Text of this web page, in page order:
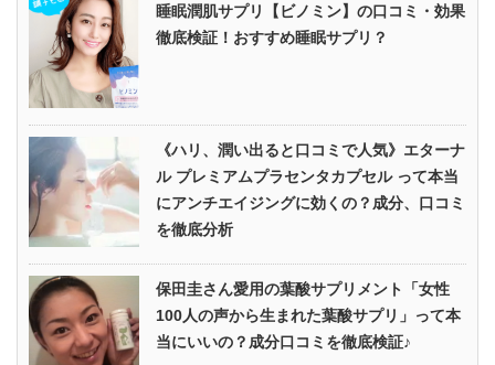
睡眠潤肌サプリ【ビノミン】の口コミ・効果
徹底検証！おすすめ睡眠サプリ？
《ハリ、潤い出ると口コミで人気》エターナ
ル プレミアムプラセンタカプセル って本当
にアンチエイジングに効くの？成分、口コミ
を徹底分析
保田圭さん愛用の葉酸サプリメント「女性
100人の声から生まれた葉酸サプリ」って本
当にいいの？成分口コミを徹底検証♪